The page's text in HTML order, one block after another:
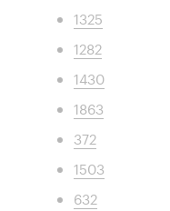
1325
1282
1430
1863
372
1503
632